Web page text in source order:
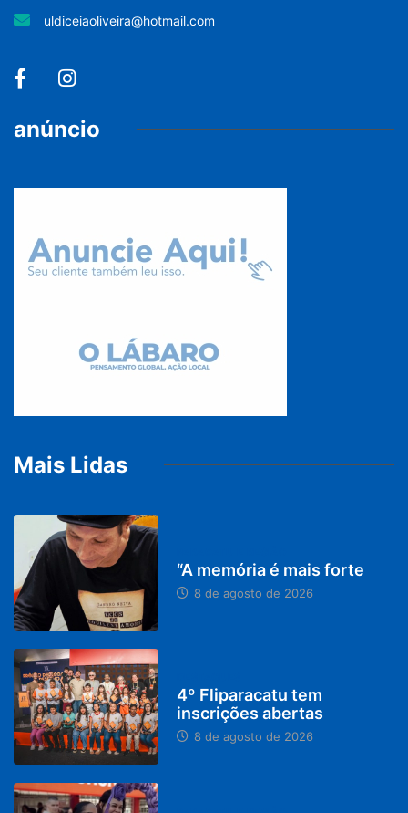
uldiceiaoliveira@hotmail.com
anúncio
Mais Lidas
“A memória é mais forte
8 de agosto de 2026
4º Fliparacatu tem
inscrições abertas
8 de agosto de 2026